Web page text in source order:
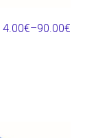
4.00€–90.00€